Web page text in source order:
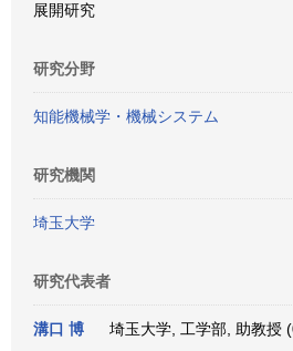
展開研究
研究分野
知能機械学・機械システム
研究機関
埼玉大学
研究代表者
溝口 博 埼玉大学, 工学部, 助教授